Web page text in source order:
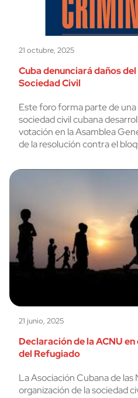
21 octubre, 2025
Cuba denunciará daños
Sociedad Civil
Este foro forma parte de
sociedad civil cubana
votación en la Asamblea
de la resolución contra el
21 junio, 2025
Declaración de la ACNU
del Refugiado
La Asociación Cubana de
organización de la sociedad